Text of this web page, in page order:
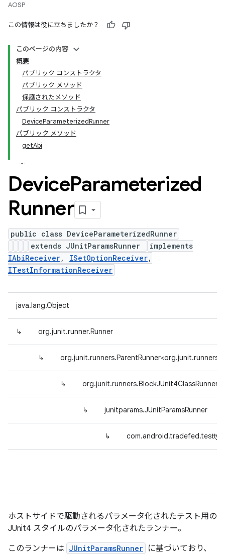
AOSP
この情報は役に立ちましたか？
このページの内容
概要
パブリック コンストラクタ
パブリック メソッド
保護されたメソッド
パブリック コンストラクタ
DeviceParameterizedRunner
パブリック メソッド
getAbi
DeviceParameterized
Runner
public class DeviceParameterizedRunner
extends JUnitParamsRunner
implements
IAbiReceiver, ISetOptionReceiver,
ITestInformationReceiver
java.lang.Object
↳ org.junit.runner.Runner
↳
↳ org.junit.runners.BlockJUnit4ClassRunner
↳ junitparams.JUnitParamsRunner
↳
ホストサイドで駆動されるパラメータ化されたテスト用の
JUnit4 スタイルのパラメータ化されたランナー。
このランナーは JUnitParamsRunner に基づいており、